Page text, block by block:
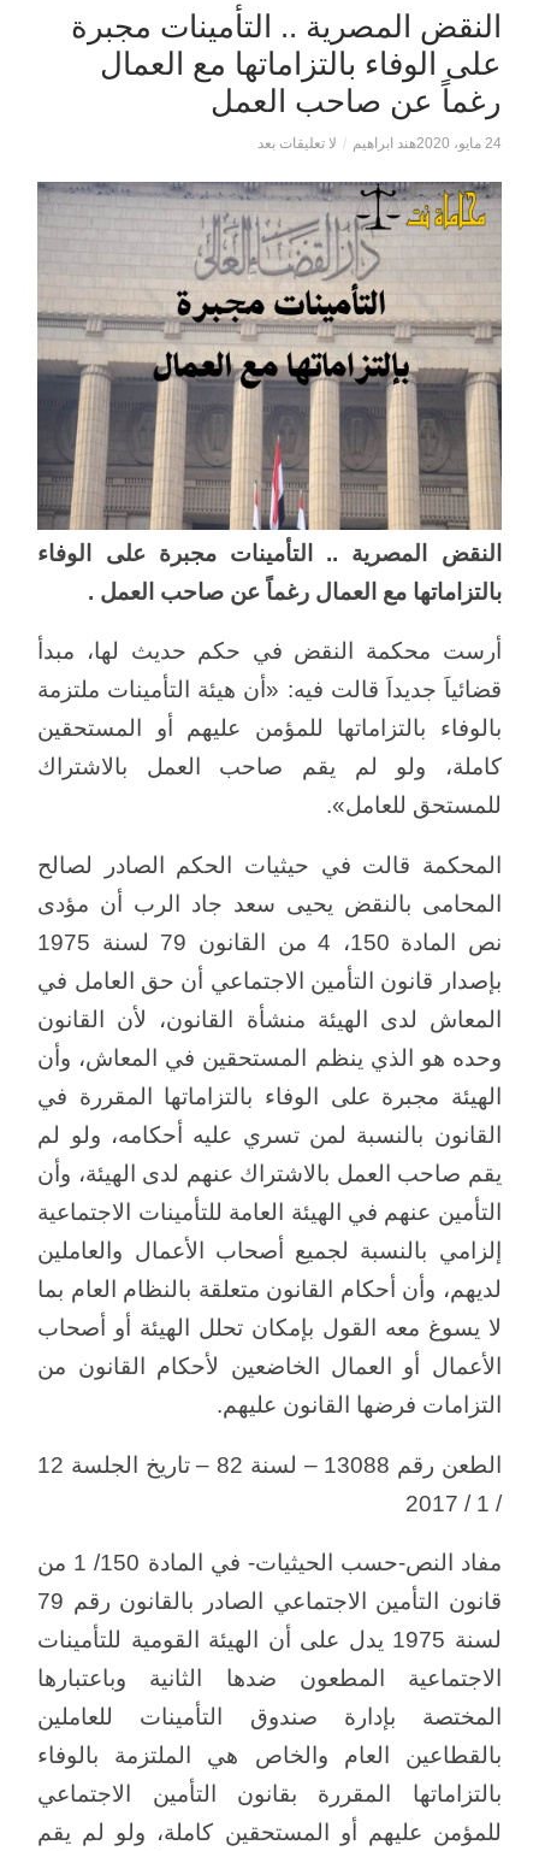
النقض المصرية .. التأمينات مجبرة
على الوفاء بالتزاماتها مع العمال
رغماً عن صاحب العمل
24 مايو، 2020 هند ابراهيم / لا تعليقات بعد
النقض المصرية .. التأمينات مجبرة على الوفاء
بالتزاماتها مع العمال رغماً عن صاحب العمل .
أرست محكمة النقض في حكم حديث لها، مبدأ
قضائياَ جديداَ قالت فيه: «أن هيئة التأمينات ملتزمة
بالوفاء بالتزاماتها للمؤمن عليهم أو المستحقين
كاملة، ولو لم يقم صاحب العمل بالاشتراك
للمستحق للعامل».
المحكمة قالت في حيثيات الحكم الصادر لصالح
المحامى بالنقض يحيى سعد جاد الرب أن مؤدى
نص المادة 150، 4 من القانون 79 لسنة 1975
بإصدار قانون التأمين الاجتماعي أن حق العامل في
المعاش لدى الهيئة منشأة القانون، لأن القانون
وحده هو الذي ينظم المستحقين في المعاش، وأن
الهيئة مجبرة على الوفاء بالتزاماتها المقررة في
القانون بالنسبة لمن تسري عليه أحكامه، ولو لم
يقم صاحب العمل بالاشتراك عنهم لدى الهيئة، وأن
التأمين عنهم في الهيئة العامة للتأمينات الاجتماعية
إلزامي بالنسبة لجميع أصحاب الأعمال والعاملين
لديهم، وأن أحكام القانون متعلقة بالنظام العام بما
لا يسوغ معه القول بإمكان تحلل الهيئة أو أصحاب
الأعمال أو العمال الخاضعين لأحكام القانون من
التزامات فرضها القانون عليهم.
الطعن رقم 13088 – لسنة 82 – تاريخ الجلسة 12
/ 1 / 2017
مفاد النص-حسب الحيثيات- في المادة 150/ 1 من
قانون التأمين الاجتماعي الصادر بالقانون رقم 79
لسنة 1975 يدل على أن الهيئة القومية للتأمينات
الاجتماعية المطعون ضدها الثانية وباعتبارها
المختصة بإدارة صندوق التأمينات للعاملين
بالقطاعين العام والخاص هي الملتزمة بالوفاء
بالتزاماتها المقررة بقانون التأمين الاجتماعي
للمؤمن عليهم أو المستحقين كاملة، ولو لم يقم